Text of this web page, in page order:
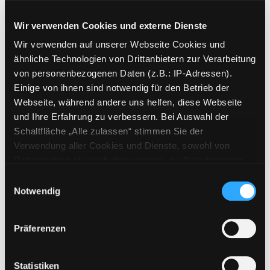
Wir verwenden Cookies und externe Dienste
Wir verwenden auf unserer Webseite Cookies und
ähnliche Technologien von Drittanbietern zur Verarbeitung
von personenbezogenen Daten (z.B.: IP-Adressen).
Einige von ihnen sind notwendig für den Betrieb der
Webseite, während andere uns helfen, diese Webseite
und Ihre Erfahrung zu verbessern. Bei Auswahl der
Schaltfläche „Alle zulassen“ stimmen Sie der
Verwendung aller Cookies und Dienste, sowohl von
Cookies von Drittanbietern, eine Verarbeitung in
unsicheren Drittländern (Länder außerhalb des EWR
ohne adäquates Datenschutzniveau) stattfinden kann. In
diesem Zusammenhang können aktuell Risiken für
Eine Verarbeitung durch solche Cookies oder Dienste
Notwendig
Präferenzen
Statistiken
© Lex Karelly
Die Bibliothek der Dinge